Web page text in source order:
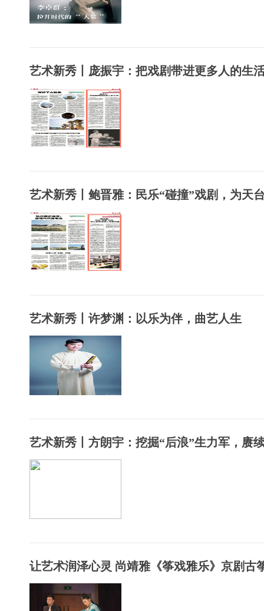
艺术新秀丨庞振宇：把戏剧带进更多人的生
艺术新秀丨鲍晋雅：民乐“碰撞”戏剧，为天
艺术新秀丨许梦渊：以乐为伴，曲艺人生
艺术新秀丨方朗宇：挖掘“后浪”生力军，赓
让艺术润泽心灵 尚靖雅《筝戏雅乐》京剧古